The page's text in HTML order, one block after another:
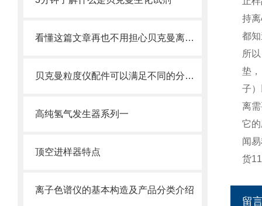
看懂这篇文章再也不用担心贝克曼离心管破裂了
贝克曼粒度仪配件可以满足不同的分析要求
高纯氢气发生器系列一
顶空进样器特点
离子色谱仪的基本构造及产品分类介绍
持
都
所
垫
子
离
它
闻
货
留